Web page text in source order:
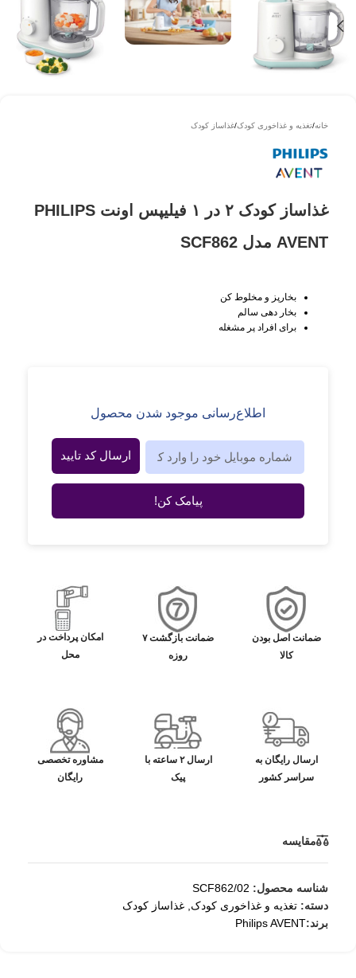
خانه/تغذیه و غذاخوری کودک/غذاساز کودک
غذاساز کودک ۲ در ۱ فیلیپس اونت PHILIPS
AVENT مدل SCF862
بخارپز و مخلوط کن
بخار دهی سالم
برای افراد پر مشغله
اطلاع‌رسانی موجود شدن محصول
ارسال کد تایید
پیامک کن!
ضمانت اصل بودن
کالا
ضمانت بازگشت ۷
روزه
امکان پرداخت در
محل
ارسال رایگان به
سراسر کشور
ارسال ۲ ساعته با
پیک
مشاوره تخصصی
رایگان
مقایسه
شناسه محصول: SCF862/02
دسته: تغذیه و غذاخوری کودک غذاساز کودک
برند:Philips AVENT